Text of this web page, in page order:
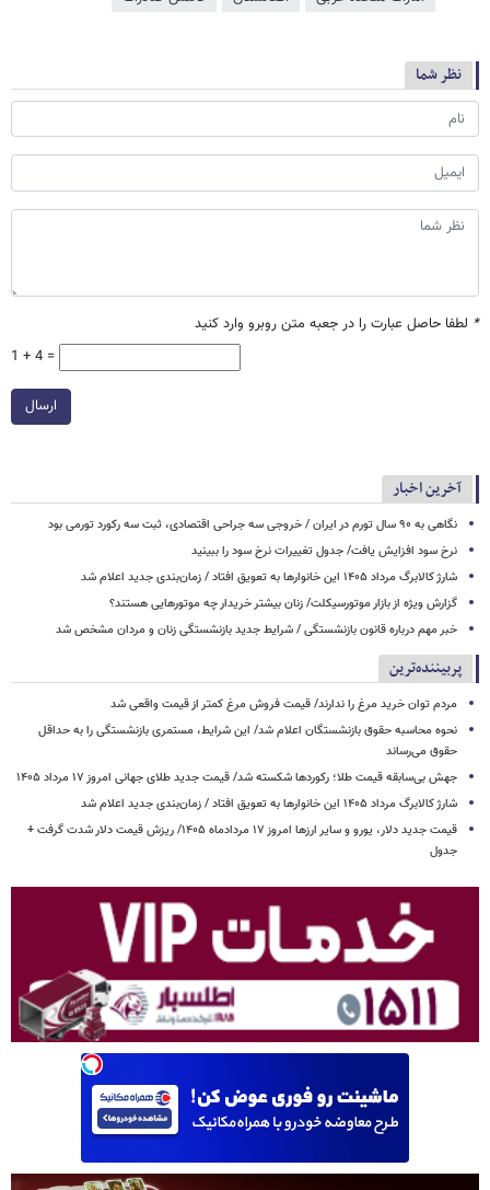
نظر شما
* لطفا حاصل عبارت را در جعبه متن روبرو وارد کنید
1 + 4 =
ارسال
آخرین اخبار
نگاهی به ۹۰ سال تورم در ایران / خروجی سه جراحی اقتصادی، ثبت سه رکورد تورمی بود
نرخ سود افزایش یافت/ جدول تغییرات نرخ سود را ببینید
شارژ کالابرگ مرداد ۱۴۰۵ این خانوارها به تعویق افتاد / زمان‌بندی جدید اعلام شد
گزارش ویژه از بازار موتورسیکلت/ زنان بیشتر خریدار چه موتورهایی هستند؟
خبر مهم درباره قانون بازنشستگی / شرایط جدید بازنشستگی زنان و مردان مشخص شد
پربیننده‌ترین
مردم توان خرید مرغ را ندارند/ قیمت فروش مرغ کمتر از قیمت واقعی شد
نحوه محاسبه حقوق بازنشستگان اعلام شد/ این شرایط، مستمری بازنشستگی را به حداقل
حقوق می‌رساند
جهش بی‌سابقه قیمت طلا؛ رکوردها شکسته شد/ قیمت جدید طلای جهانی امروز ۱۷ مرداد ۱۴۰۵
شارژ کالابرگ مرداد ۱۴۰۵ این خانوارها به تعویق افتاد / زمان‌بندی جدید اعلام شد
قیمت جدید دلار، یورو و سایر ارزها امروز ۱۷ مردادماه ۱۴۰۵/ ریزش قیمت دلار شدت گرفت +
جدول